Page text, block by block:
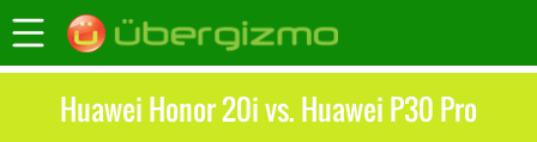
Huawei Honor 20i vs. Huawei P30 Pro